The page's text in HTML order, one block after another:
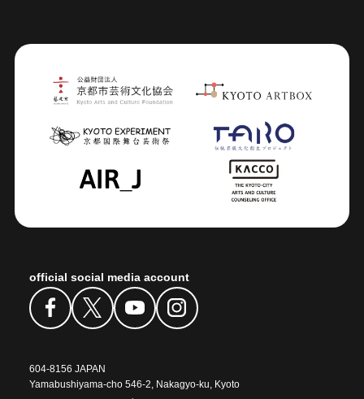
official social media account
604-8156 JAPAN
Yamabushiyama-cho 546-2, Nakagyo-ku, Kyoto